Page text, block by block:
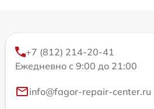
+7 (812) 214-20-41
Ежедневно с 9:00 до 21:00
info@fagor-repair-center.ru